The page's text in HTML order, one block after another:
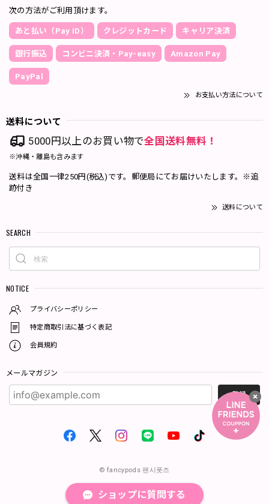
次の方法がご利用頂けます。
あと払い（Pay ID） クレジットカード キャリア決済
銀行振込 コンビニ決済・Pay-easy Amazon Pay
PayPal
お支払い方法について
送料について
5000円以上のお買い物で全国送料無料！
※沖縄・離島も含みます
送料は全国一律250円(税込)です。郵便局にてお届けいたします。※追
跡付き
送料について
SEARCH
NOTICE
プライバシーポリシー
特定商取引法に基づく表記
会員規約
メールマガジン
登録
© fancypods 팬시폿즈
ショップに質問する